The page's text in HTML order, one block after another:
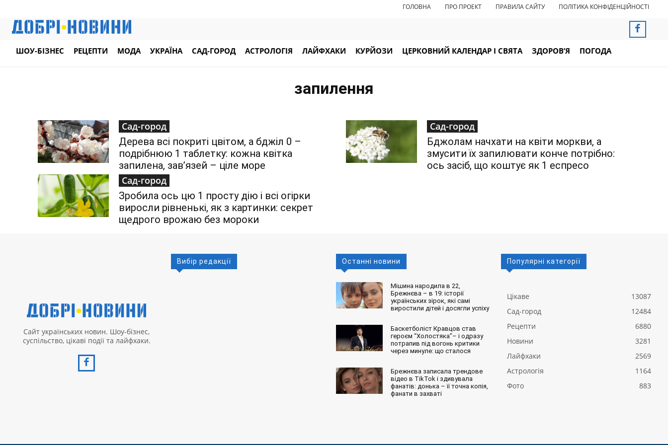
ГОЛОВНА ПРО ПРОЕКТ ПРАВИЛА САЙТУ ПОЛІТИКА КОНФІДЕНЦІЙНОСТІ
ШОУ-БІЗНЕС РЕЦЕПТИ МОДА УКРАЇНА САД-ГОРОД АСТРОЛОГІЯ ЛАЙФХАКИ КУРЙОЗИ ЦЕРКОВНИЙ КАЛЕНДАР І СВЯТА ЗДОРОВ’Я ПОГОДА
запилення
Сад-город
Дерева всі покриті цвітом, а бджіл 0 –
подрібнюю 1 таблетку: кожна квітка
запилена, зав’язей – ціле море
Сад-город
Бджолам начхати на квіти моркви, а
змусити їх запилювати конче потрібно:
ось засіб, що коштує як 1 еспресо
Сад-город
Зробила ось цю 1 просту дію і всі огірки
виросли рівненькі, як з картинки: секрет
щедрого врожаю без мороки
Сайт українських новин. Шоу-бізнес,
суспільство, цікаві події та лайфхаки.
Вибір редакції Останні новини
Мішина народила в 22,
Брежнєва – в 19: історії
українських зірок, які самі
виростили дітей і досягли успіху
Баскетболіст Кравцов став
героєм “Холостяка”– і одразу
потрапив під вогонь критики
через минуле: що сталося
Брежнєва записала трендове
відео в TikTok і здивувала
фанатів: донька – її точна копія,
фанати в захваті
Популярні категорії
Цікаве
13087
Сад-город
12484
Рецепти
6880
Новини
3281
Лайфхаки
2569
Астрологія
1164
Фото
883